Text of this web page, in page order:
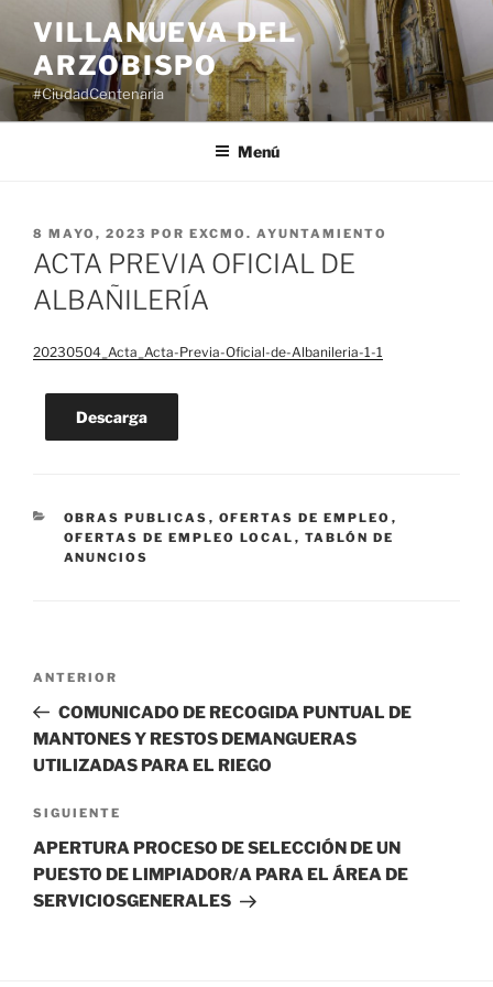
contenido
VILLANUEVA DEL
ARZOBISPO
#CiudadCentenaria
Menú
PUBLICADO
EL
8 MAYO, 2023 POR EXCMO. AYUNTAMIENTO
ACTA PREVIA OFICIAL DE
ALBAÑILERÍA
20230504_Acta_Acta-Previa-Oficial-de-Albanileria-1-1
Descarga
CATEGORÍAS
OBRAS PUBLICAS , OFERTAS DE EMPLEO ,
OFERTAS DE EMPLEO LOCAL , TABLÓN DE
ANUNCIOS
Navegación
entradas
Entrada
anterior:
ANTERIOR
COMUNICADO DE RECOGIDA PUNTUAL DE
MANTONES Y RESTOS DEMANGUERAS
UTILIZADAS PARA EL RIEGO
Siguiente
entrada
SIGUIENTE
APERTURA PROCESO DE SELECCIÓN DE UN
PUESTO DE LIMPIADOR/A PARA EL ÁREA DE
SERVICIOSGENERALES